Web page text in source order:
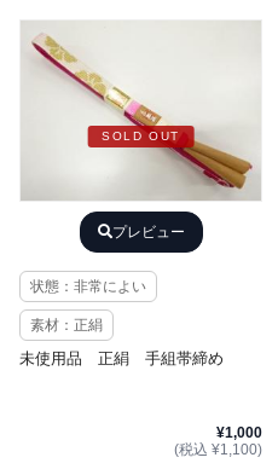
SOLD OUT
プレビュー
状態：非常によい
素材：正絹
未使用品 正絹 手組帯締め
¥1,000
(税込 ¥1,100)